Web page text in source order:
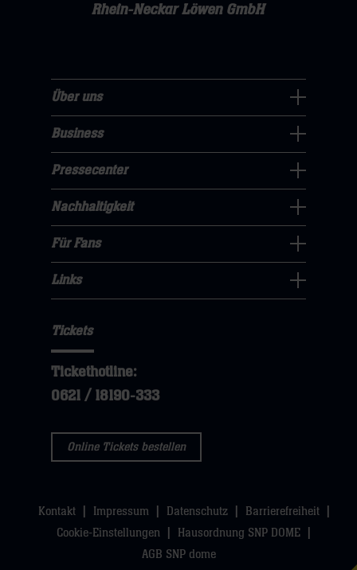
Rhein-Neckar Löwen GmbH
uns
Navigation
öffnen,
dann
klicken
sie
Über uns
Navigation
öffnen,
dann
klicken
sie
hier
Business
Navigation
öffnen,
dann
klicken
sie
Pressecenter
Nachhaltigkeit
Navigation
öffnen,
dann
klicken
sie
Nachhaltigkeit
Fans
Navigation
dann
hier
Für Fans
öffnen,
dann
klicken
sie
Links
Tickets
Tickethotline:
0621 / 18190-333
Online Tickets bestellen
Kontakt Impressum Datenschutz
Barrierefreiheit
Cookie-Einstellungen
Hausordnung SNP DOME
AGB SNP dome